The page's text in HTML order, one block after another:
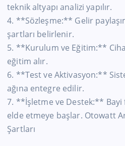
teknik altyapı analizi yapılır.
4. **Sözleşme:** Gelir
şartları belirlenir.
5. **Kurulum ve Eğitim:**
eğitim alır.
6. **Test ve Aktivasyon:**
ağına entegre edilir.
7. **İşletme ve Destek:** Bayi
elde etmeye başlar. Otowatt
Şartları